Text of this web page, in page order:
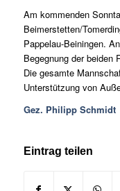
Am kommenden
Beimerstetten/
Pappelau-Beiningen.
Begegnung der beiden
Die gesamte
Unterstützung von
Gez. Philipp Schmidt
Eintrag teilen